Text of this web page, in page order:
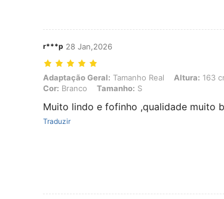
r***p 28 Jan,2026
Adaptação Geral: Tamanho Real, Altura: 163 cm / 64
Adaptação Geral: Tamanho Real Altura: 163
Cor: Branco Tamanho: S
Muito lindo e fofinho ,qualidade muito
Traduzir